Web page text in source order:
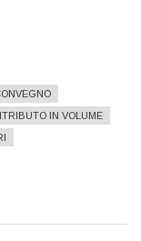
IN VOLUME